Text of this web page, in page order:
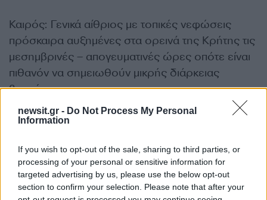
newsit.gr - Do Not Process My Personal
Information
If you wish to opt-out of the sale, sharing to third parties, or
processing of your personal or sensitive information for
targeted advertising by us, please use the below opt-out
section to confirm your selection. Please note that after your
Καιρός: Γενικά αίθριος με τοπικές νεφώσεις
πρόσκαιρα αυξημένες στα ορεινά της Κρήτης τις
μεσημβρινές – απογευματινές ώρες οπότε είναι
πιθανόν να σημειωθούν μικρής διάρκειας
βροχές.
Ανεμοι: Δυτικοί νοτιοδυτικοί 3 με 5 και τοπικά στις
Θερμοκρασία: Από 17 έως 28 βαθμούς
Κελσίου.